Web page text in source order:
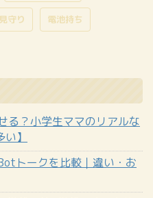
守り 電池持ち
る？小学生ママのリアルな
】
トークを比較｜違い・お